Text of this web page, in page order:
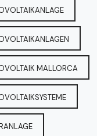
MALLORCA